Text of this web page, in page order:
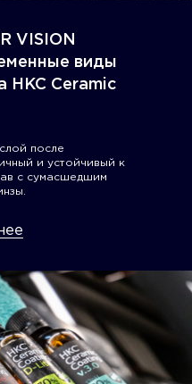
после
и устойчивый к
с сумасшедшим
VISION
виды
HKC Ceramic